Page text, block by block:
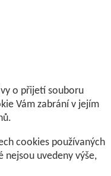
o přijetí souboru
Vám zabrání v jejím
cookies používaných
nejsou uvedeny výše,